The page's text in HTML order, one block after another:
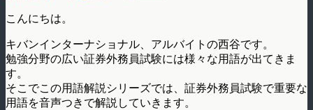
こんにちは。
キバンインターナショナル、アルバイトの西谷です。
勉強分野の広い証券外務員試験には様々な用語が出てきま
す。
そこでこの用語解説シリーズでは、証券外務員試験で重要な
用語を音声つきで解説していきます。